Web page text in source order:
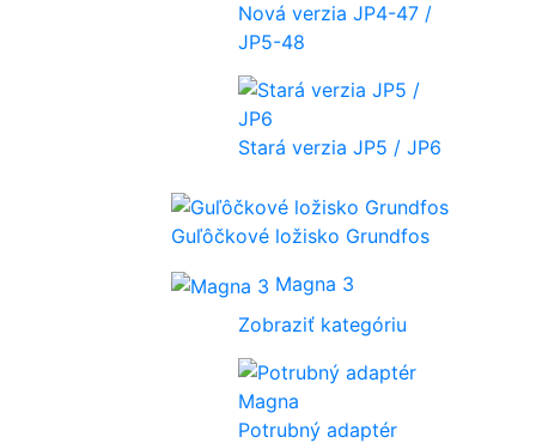
Nová verzia JP4-47 /
JP5-48
Stará verzia JP5 / JP6
Guľôčkové ložisko Grundfos
Magna 3
Zobraziť kategóriu
Potrubný adaptér